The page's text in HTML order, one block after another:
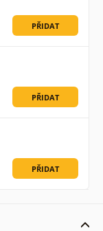
PŘIDAT
PŘIDAT
PŘIDAT